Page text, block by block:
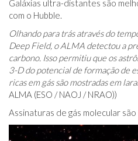
Galáxias ultra-distantes são
com o Hubble.
Olhando para trás através do
Deep Field, o ALMA detectou a
carbono. Isso permitiu que os
3-D do potencial de formação de
ricas em gás são mostradas em
ALMA (ESO / NAOJ / NRAO))
Assinaturas de gás molecular são